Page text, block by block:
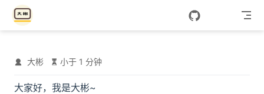
Skip to content
大彬 小于 1 分钟
大家好，我是大彬~